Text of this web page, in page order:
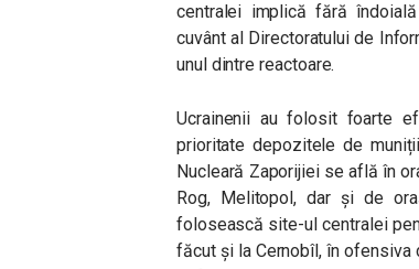
centralei implică fără
cuvânt al Directoratului de
unul dintre reactoare.
Ucrainenii au folosit foarte
prioritate depozitele de
Nucleară Zaporijiei se află în
Rog, Melitopol, dar și de
folosească site-ul centralei
făcut și la Cernobîl, în ofensiva